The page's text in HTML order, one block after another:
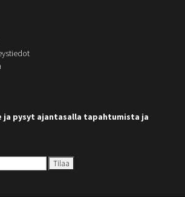
ja pysyt ajantasalla tapahtumista ja